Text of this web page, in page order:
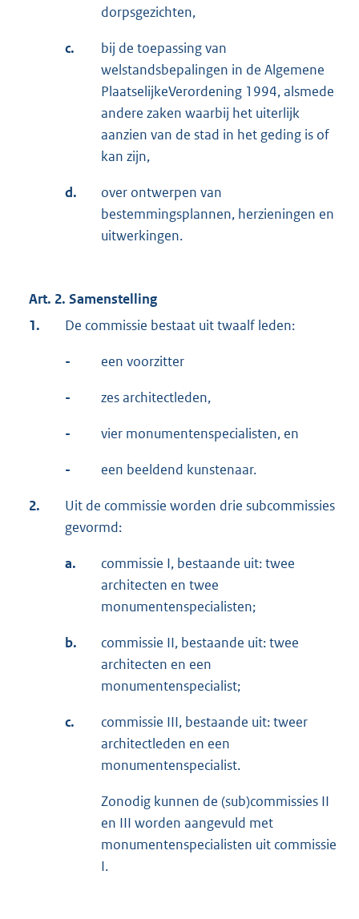
dorpsgezichten,
c.
bij de toepassing van
welstandsbepalingen in de Algemene
PlaatselijkeVerordening 1994, alsmede
andere zaken waarbij het uiterlijk
aanzien van de stad in het geding is of
kan zijn,
d.
over ontwerpen van
bestemmingsplannen, herzieningen en
uitwerkingen.
Art. 2. Samenstelling
1.
De commissie bestaat uit twaalf leden:
- een voorzitter
- zes architectleden,
- vier monumentenspecialisten, en
- een beeldend kunstenaar.
2.
Uit de commissie worden drie subcommissies
gevormd:
a.
commissie I, bestaande uit: twee
architecten en twee
monumentenspecialisten;
b.
commissie II, bestaande uit: twee
architecten en een
monumentenspecialist;
c.
commissie III, bestaande uit: tweer
architectleden en een
monumentenspecialist.
Zonodig kunnen de (sub)commissies II
en III worden aangevuld met
monumentenspecialisten uit commissie
I.